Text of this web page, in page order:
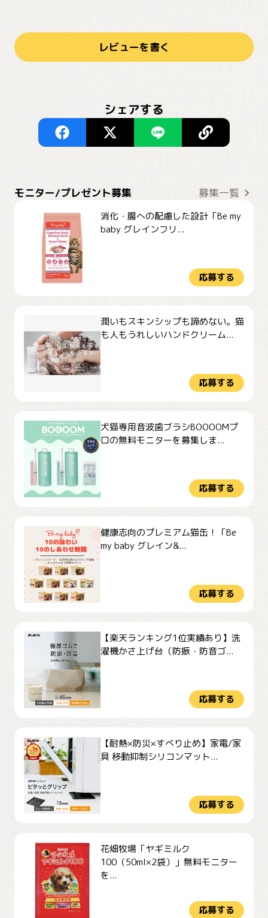
レビューを書く
シェアする
モニター/プレゼント募集 募集一覧
消化・腸への配慮した設計「Be my
baby グレインフリ...
応募する
潤いもスキンシップも諦めない。猫
も人もうれしいハンドクリーム...
応募する
犬猫専用音波歯ブラシBOOOOMプ
ロの無料モニターを募集しま...
応募する
健康志向のプレミアム猫缶！「Be
my baby グレイン&...
応募する
【楽天ランキング1位実績あり】洗
濯機かさ上げ台（防振・防音ゴ...
応募する
【耐熱×防災×すべり止め】家電/家
具 移動抑制シリコンマット...
応募する
花畑牧場「ヤギミルク
100（50ml×2袋）」無料モニター
を...
応募する